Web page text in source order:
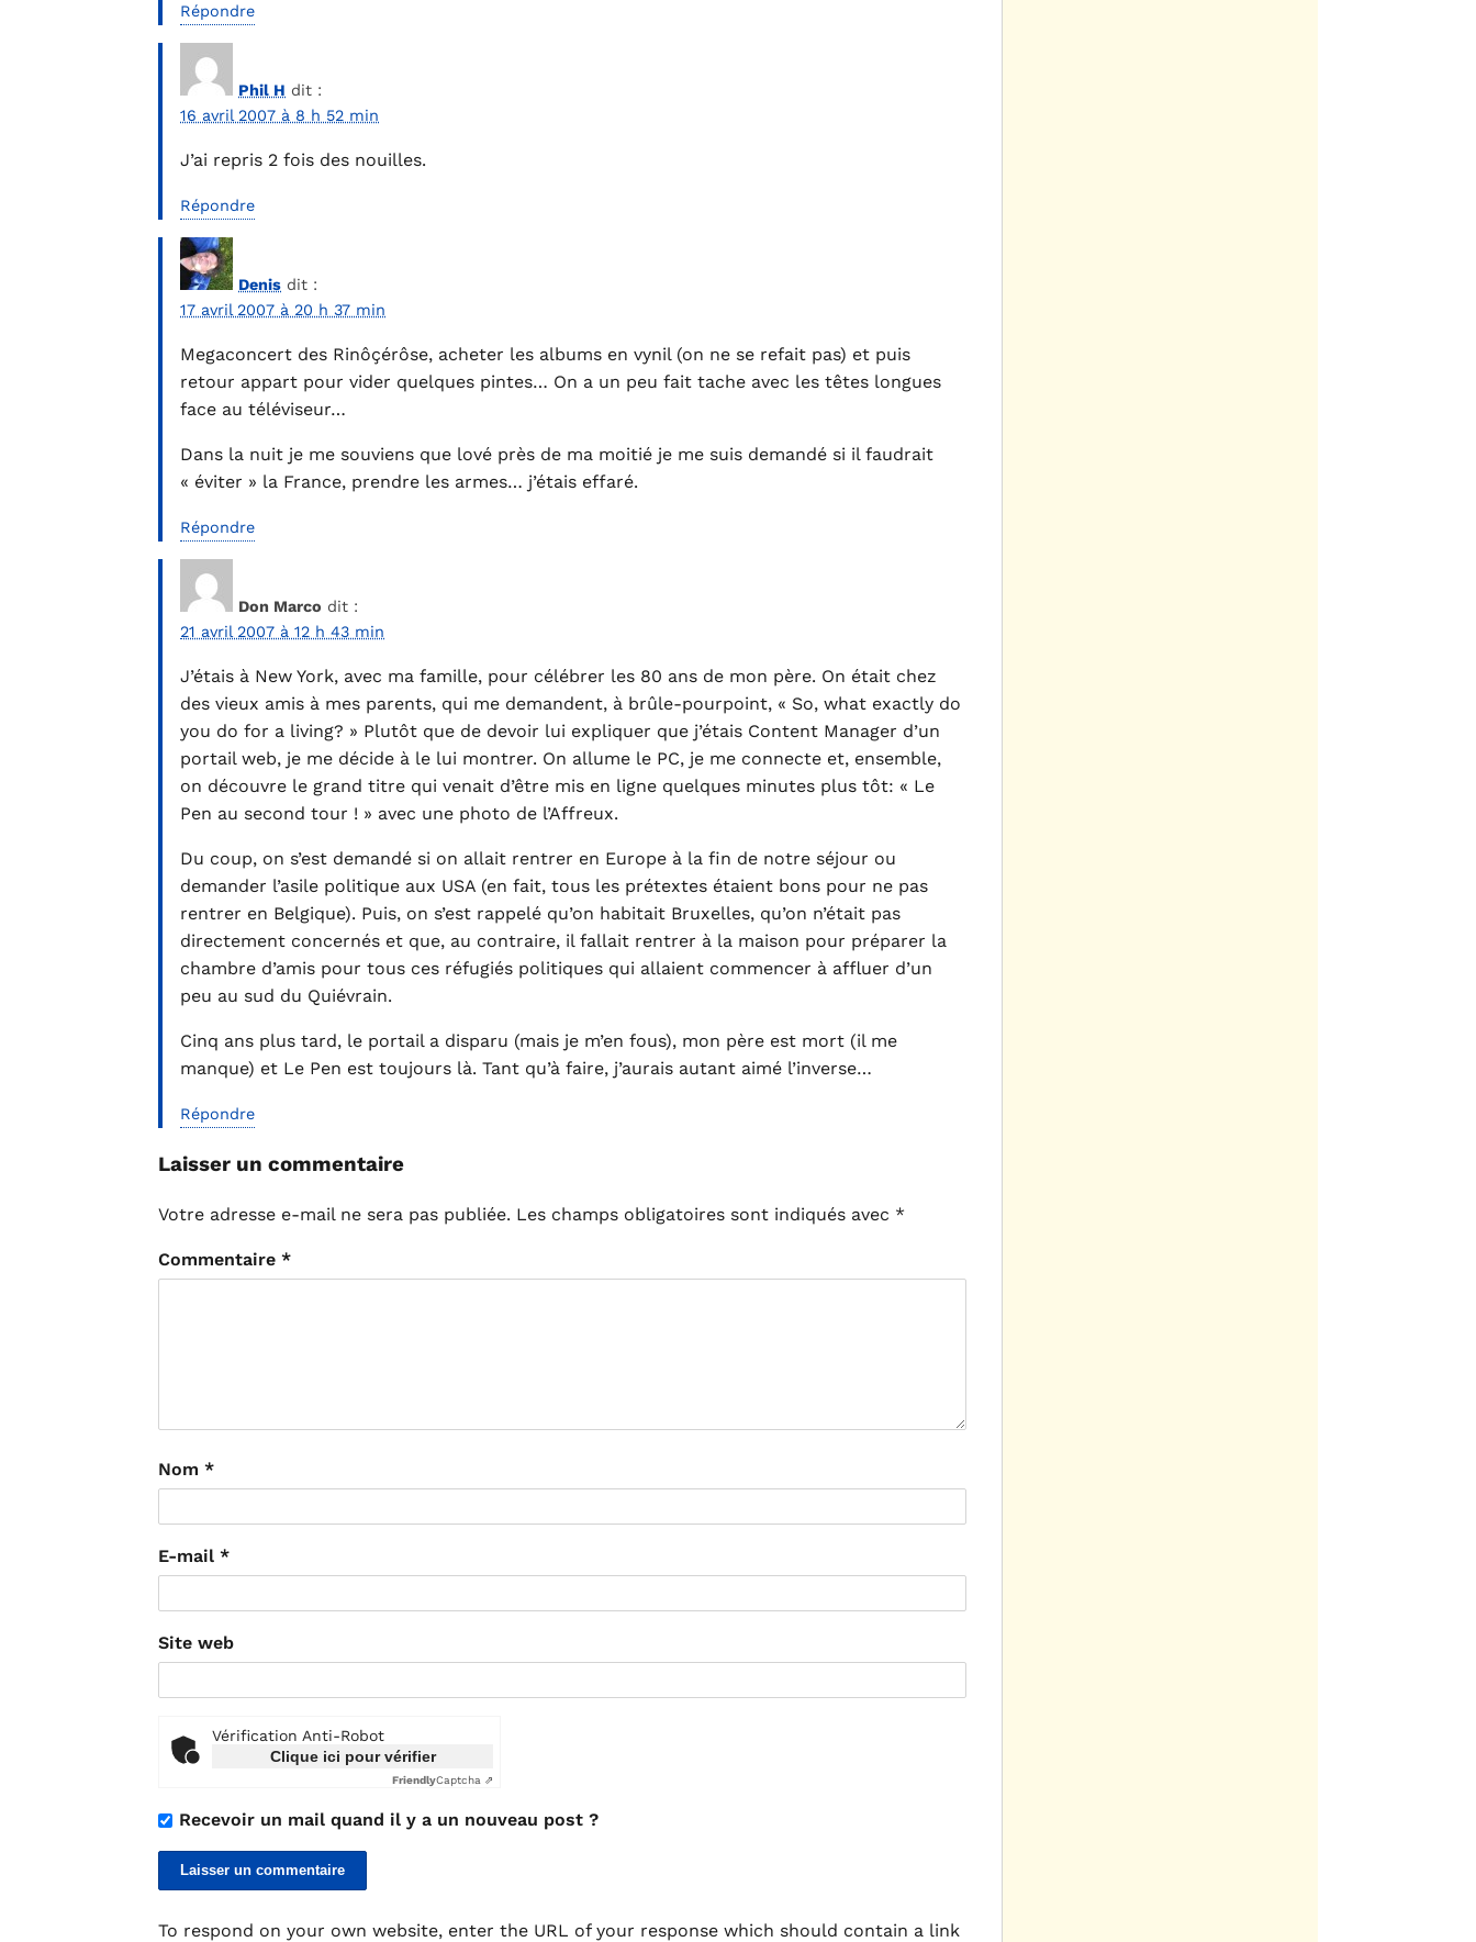
Répondre
Phil H dit :
16 avril 2007 à 8 h 52 min
J’ai repris 2 fois des nouilles.
Répondre
Denis dit :
17 avril 2007 à 20 h 37 min
Megaconcert des Rinôçérôse, acheter les albums en vynil (on ne se refait pas) et puis
retour appart pour vider quelques pintes… On a un peu fait tache avec les têtes longues
face au téléviseur…
Dans la nuit je me souviens que lové près de ma moitié je me suis demandé si il faudrait
« éviter » la France, prendre les armes… j’étais effaré.
Répondre
Don Marco dit :
21 avril 2007 à 12 h 43 min
J’étais à New York, avec ma famille, pour célébrer les 80 ans de mon père. On était chez
des vieux amis à mes parents, qui me demandent, à brûle-pourpoint, « So, what exactly do
you do for a living? » Plutôt que de devoir lui expliquer que j’étais Content Manager d’un
portail web, je me décide à le lui montrer. On allume le PC, je me connecte et, ensemble,
on découvre le grand titre qui venait d’être mis en ligne quelques minutes plus tôt: « Le
Pen au second tour ! » avec une photo de l’Affreux.
Du coup, on s’est demandé si on allait rentrer en Europe à la fin de notre séjour ou
demander l’asile politique aux USA (en fait, tous les prétextes étaient bons pour ne pas
rentrer en Belgique). Puis, on s’est rappelé qu’on habitait Bruxelles, qu’on n’était pas
directement concernés et que, au contraire, il fallait rentrer à la maison pour préparer la
chambre d’amis pour tous ces réfugiés politiques qui allaient commencer à affluer d’un
peu au sud du Quiévrain.
Cinq ans plus tard, le portail a disparu (mais je m’en fous), mon père est mort (il me
manque) et Le Pen est toujours là. Tant qu’à faire, j’aurais autant aimé l’inverse…
Répondre
Laisser un commentaire
Votre adresse e-mail ne sera pas publiée. Les champs obligatoires sont indiqués avec *
Commentaire *
Nom *
E-mail *
Site web
Vérification Anti-Robot
Clique ici pour vérifier
FriendlyCaptcha ⇗
Recevoir un mail quand il y a un nouveau post ?
To respond on your own website, enter the URL of your response which should contain a link